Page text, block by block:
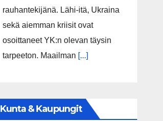
rauhantekijänä. Lähi-itä, Ukraina
sekä aiemman kriisit ovat
osoittaneet YK:n olevan täysin
tarpeeton. Maailman [...]
Kunta & Kaupungit